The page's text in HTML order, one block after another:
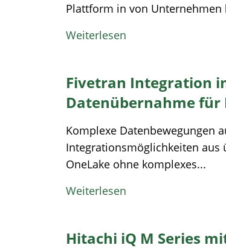
Plattform in von
Weiterlesen
Fivetran Integration
Datenübernahme für
Komplexe Datenbewegungen
Integrationsmöglichkeiten aus
OneLake ohne komplexes...
Weiterlesen
Hitachi iQ M Series